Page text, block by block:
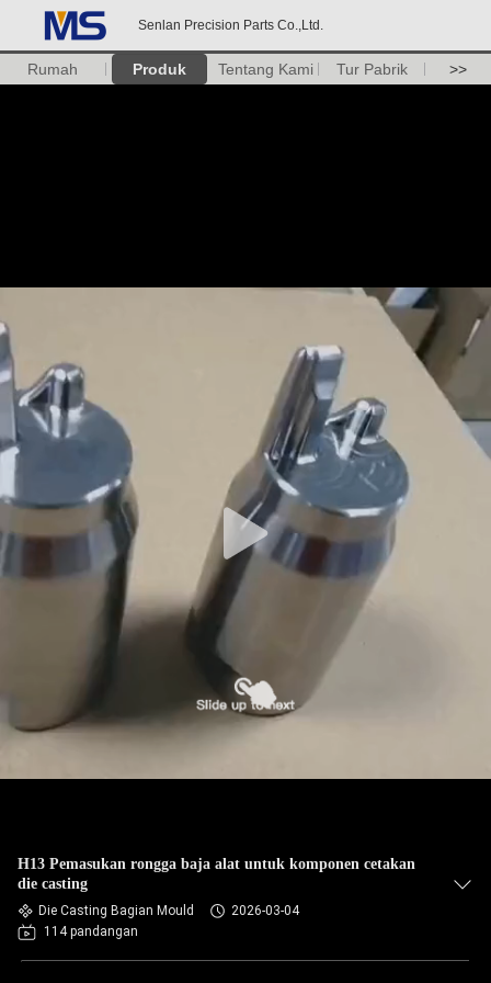
Senlan Precision Parts Co.,Ltd.
Rumah Produk Tentang Kami Tur Pabrik >>
H13 Pemasukan rongga baja alat untuk komponen cetakan
die casting
Die Casting Bagian Mould
2026-03-04
114 pandangan